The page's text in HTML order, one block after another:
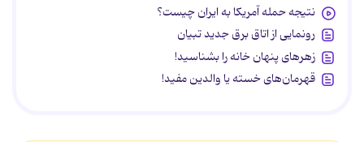
نتیجه حمله آمریکا به ایران چیست؟
رونمایی از اتاق برق جدید تبیان
زهرهای پنهان خانه را بشناسید!
قهرمان‌های خسته یا والدین مفید!